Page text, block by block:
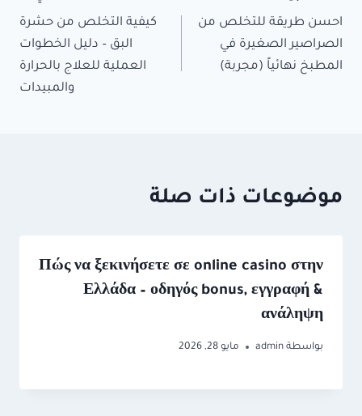
احسن طريقة للتخلص من
الصراصير الصغيرة في
المطبخ نهائياً (مجربة)
كيفية التخلص من حشرة
البق – دليل الخطوات
العملية للعلاج بالحرارة
والمبيدات
موضوعات ذات صلة
Πώς να ξεκινήσετε σε online casino στην
Ελλάδα – οδηγός bonus, εγγραφή &
ανάληψη
بواسطة admin مايو 28, 2026